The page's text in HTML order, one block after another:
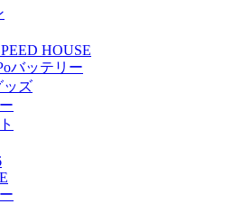
HOUSE
バッテリー
ッズ